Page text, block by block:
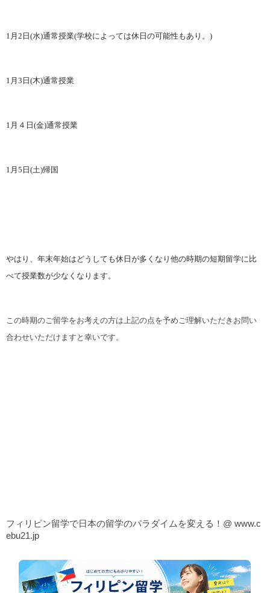
1 月 2 日 (水)通常授業(学校によっては休日の可能性もあり。 )
1 月 3 日 (木)通常授業
1 月４日 (金)通常授業
1 月 5 日 (土)帰国
やはり、年末年始はどうしても休日が多くなり他の時期の短期留学に比
べて授業数が少なくなります。
この時期のご留学をお考えの方は上記の点を予めご理解いただきお問い
合わせいただけますと幸いです。
フィリピン留学で日本の留学のパラダイムを変える！@ www.c
ebu21.jp